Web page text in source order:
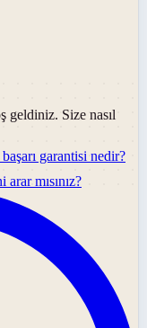
geldiniz. Size nasıl
garantisi nedir?
mısınız?